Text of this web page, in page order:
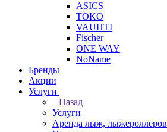
ASICS
TOKO
VAUHTI
Fischer
ONE WAY
NoName
Бренды
Акции
Услуги
Назад
Услуги
Аренда лыж, лыжероллеров